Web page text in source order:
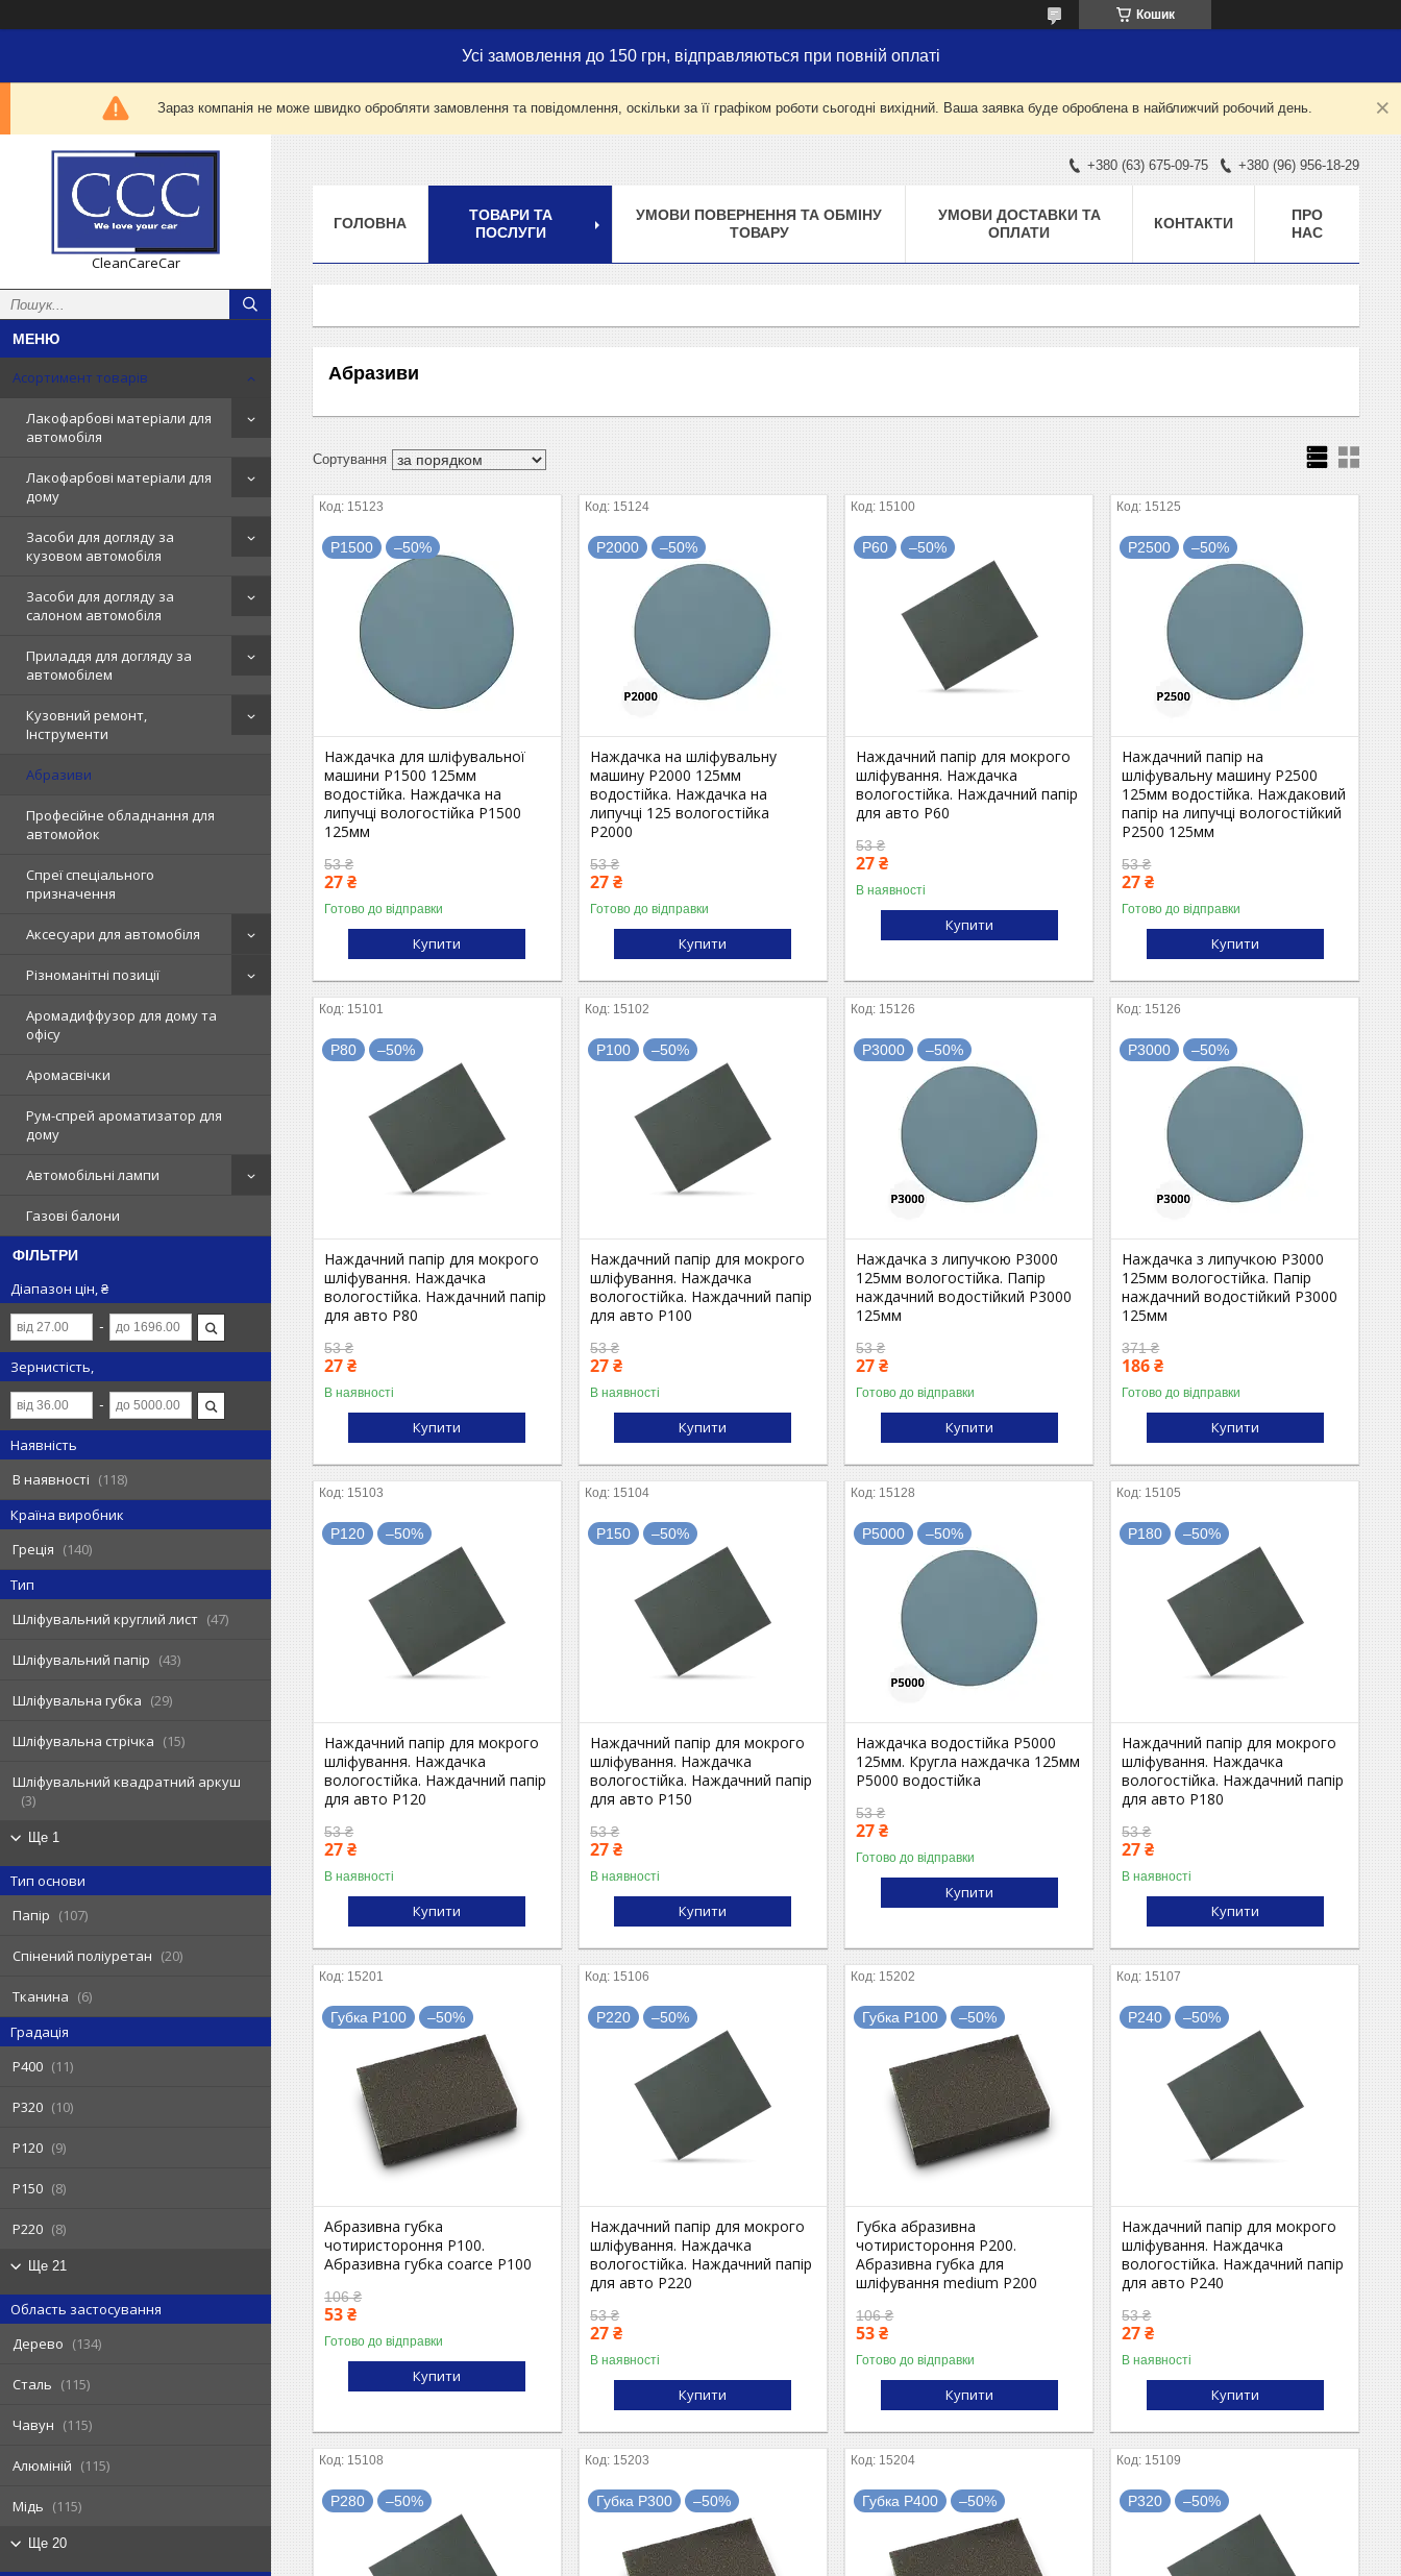
Кошик
Усі замовлення до 150 грн, відправляються при повній оплаті
Зараз компанія не може швидко обробляти замовлення та повідомлення, оскільки за її графіком роботи сьогодні вихідний. Ваша заявка буде оброблена в найближчий робочий день.
CleanCareCar
Асортимент товарів
Лакофарбові матеріали для
автомобіля
Лакофарбові матеріали для
дому
Засоби для догляду за
кузовом автомобіля
Засоби для догляду за
салоном автомобіля
Приладдя для догляду за
автомобілем
Кузовний ремонт,
Інструменти
Абразиви
Професійне обладнання для
автомойок
Спреї спеціального
призначення
Аксесуари для автомобіля
Різноманітні позиції
Аромадиффузор для дому та
офісу
Аромасвічки
Рум-спрей ароматизатор для
дому
Автомобільні лампи
Газові балони
ФІЛЬТРИ
Діапазон цін, ₴
Зернистість,
Наявність
В наявності
118
Країна виробник
Греція
140
Тип
Шліфувальний круглий лист
47
Шліфувальний папір 43
Шліфувальна губка 29
Шліфувальна стрічка 15
Шліфувальний квадратний аркуш
3
Ще 1
Тип основи
Папір
107
Спінений поліуретан 20
Тканина
6
Градація
P400
11
P320 10
P120 9
P150 8
P220 8
Ще 21
Область застосування
Дерево
134
Сталь 115
Чавун 115
Алюміній 115
Мідь 115
Ще 20
+380 (63) 675-09-75 +380 (96) 956-18-29
ГОЛОВНА
ТОВАРИ ТА
ПОСЛУГИ
УМОВИ ПОВЕРНЕННЯ ТА ОБМІНУ
ТОВАРУ
УМОВИ ДОСТАВКИ ТА
ОПЛАТИ
КОНТАКТИ
ПРО
НАС
Абразиви
15123
P1500 –50%
Наждачка для шліфувальної
машини P1500 125мм
водостійка. Наждачка на
липучці вологостійка P1500
125мм
53 ₴
27 ₴
Готово до відправки
Купити
15124
P2000 –50%
Наждачка на шліфувальну
машину P2000 125мм
водостійка. Наждачка на
липучці 125 вологостійка
P2000
53 ₴
27 ₴
Готово до відправки
Купити
15100
P60 –50%
Наждачний папір для мокрого
шліфування. Наждачка
вологостійка. Наждачний папір
для авто P60
53 ₴
27 ₴
В наявності
Купити
15125
P2500 –50%
Наждачний папір на
шліфувальну машину P2500
125мм водостійка. Наждаковий
папір на липучці вологостійкий
P2500 125мм
53 ₴
27 ₴
Готово до відправки
Купити
15101
P80 –50%
Наждачний папір для мокрого
шліфування. Наждачка
вологостійка. Наждачний папір
для авто P80
53 ₴
27 ₴
В наявності
Купити
15102
P100 –50%
Наждачний папір для мокрого
шліфування. Наждачка
вологостійка. Наждачний папір
для авто P100
53 ₴
27 ₴
В наявності
Купити
15126
P3000 –50%
Наждачка з липучкою P3000
125мм вологостійка. Папір
наждачний водостійкий P3000
125мм
53 ₴
27 ₴
Готово до відправки
Купити
15126
P3000 –50%
Наждачка з липучкою P3000
125мм вологостійка. Папір
наждачний водостійкий P3000
125мм
371 ₴
186 ₴
Готово до відправки
Купити
15103
P120 –50%
Наждачний папір для мокрого
шліфування. Наждачка
вологостійка. Наждачний папір
для авто P120
53 ₴
27 ₴
В наявності
Купити
15104
P150 –50%
Наждачний папір для мокрого
шліфування. Наждачка
вологостійка. Наждачний папір
для авто P150
53 ₴
27 ₴
В наявності
Купити
15128
P5000 –50%
Наждачка водостійка P5000
125мм. Кругла наждачка 125мм
P5000 водостійка
53 ₴
27 ₴
Готово до відправки
Купити
15105
P180 –50%
Наждачний папір для мокрого
шліфування. Наждачка
вологостійка. Наждачний папір
для авто P180
53 ₴
27 ₴
В наявності
Купити
15201
Губка P100 –50%
Абразивна губка
чотиристороння P100.
Абразивна губка coarce P100
106 ₴
53 ₴
Готово до відправки
Купити
15106
P220 –50%
Наждачний папір для мокрого
шліфування. Наждачка
вологостійка. Наждачний папір
для авто P220
53 ₴
27 ₴
В наявності
Купити
15202
Губка P100 –50%
Губка абразивна
чотиристороння P200.
Абразивна губка для
шліфування medium P200
106 ₴
53 ₴
Готово до відправки
Купити
15107
P240 –50%
Наждачний папір для мокрого
шліфування. Наждачка
вологостійка. Наждачний папір
для авто P240
53 ₴
27 ₴
В наявності
Купити
15108
P280 –50%
15203
Губка P300 –50%
15204
Губка P400 –50%
15109
P320 –50%